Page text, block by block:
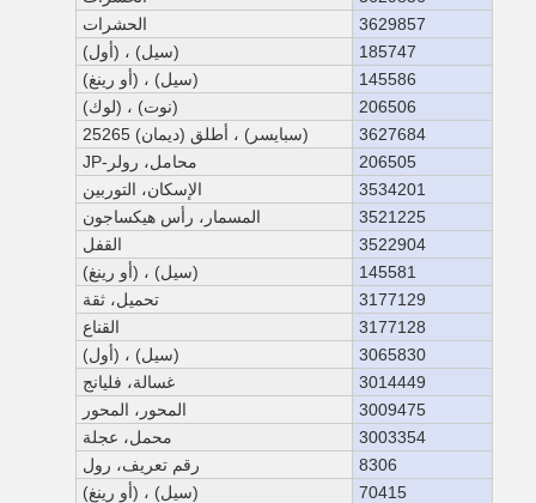
3629857
الحشرات
185747
(سيل) ، (أول)
145586
(سيل) ، (أو رينغ)
206506
(نوت) ، (لوك)
3627684
(سبايسر) ، أطلق (ديمان) 25265
206505
محامل، رولر-JP
3534201
الإسكان، التوربين
3521225
المسمار، رأس هيكساجون
3522904
القفل
145581
(سيل) ، (أو رينغ)
3177129
تحميل، ثقة
3177128
القناع
3065830
(سيل) ، (أول)
3014449
غسالة، فليانج
3009475
المحور، المحور
3003354
محمل، عجلة
8306
رقم تعريف، رول
70415
(سيل) ، (أو رينغ)